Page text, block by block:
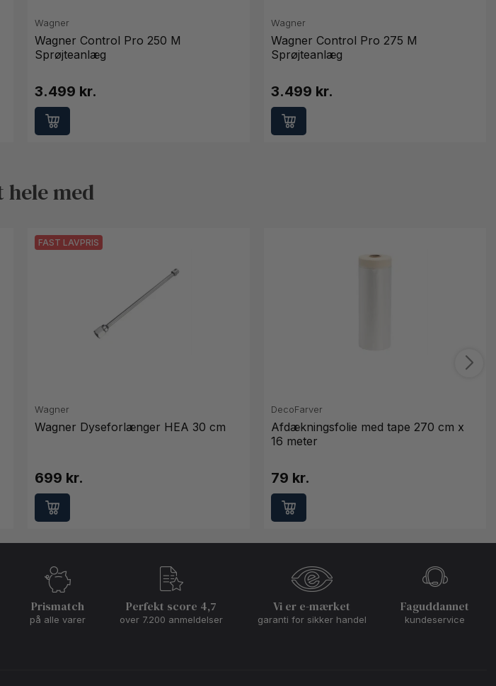
Wagner
Wagner Control Pro 250 M
Sprøjteanlæg
3.499 kr.
Wagner
Wagner Control Pro 275 M
Sprøjteanlæg
3.499 kr.
hele med
FAST LAVPRIS
Wagner
Wagner Dyseforlænger HEA 30 cm
699 kr.
DecoFarver
Afdækningsfolie med tape 270 cm x
16 meter
79 kr.
Prismatch
på alle varer
Perfekt score 4,7
over 7.200 anmeldelser
Vi er e-mærket
garanti for sikker handel
Faguddannet
kundeservice